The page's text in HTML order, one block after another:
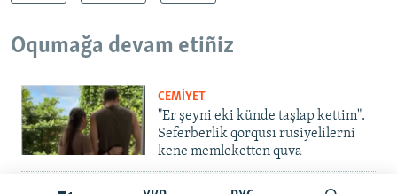
Oqumağa devam etiñiz
CEMİYET
"Er şeyni eki künde taşlap kettim".
Seferberlik qorqusı rusiyelilerni
kene memleketten quva